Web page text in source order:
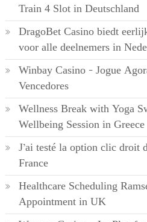
Train 4 Slot in Deutschland
DragoBet Casino biedt
voor alle deelnemers in
Winbay Casino – Jogue
Vencedores
Wellness Break with Yoga
Wellbeing Session in Greece
J’ai testé la option clic droit
France
Healthcare Scheduling
Appointment in UK